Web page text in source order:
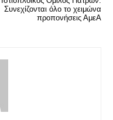
Συνεχίζονται όλο το χειμώνα
προπονήσεις ΑμεΑ